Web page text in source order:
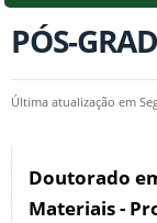
PÓS-
Última atualização em
Doutorado
Materiais -